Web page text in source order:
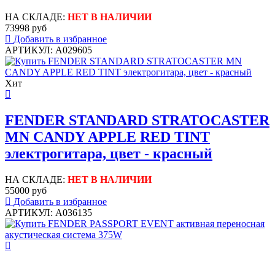
НА СКЛАДЕ: НЕТ В НАЛИЧИИ
73998 руб
Добавить в избранное
АРТИКУЛ: A029605
Хит
FENDER STANDARD STRATOCASTER
MN CANDY APPLE RED TINT
электрогитара, цвет - красный
НА СКЛАДЕ: НЕТ В НАЛИЧИИ
55000 руб
Добавить в избранное
АРТИКУЛ: A036135